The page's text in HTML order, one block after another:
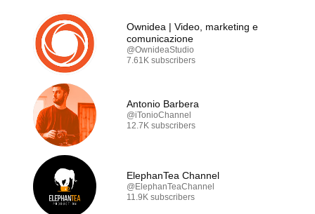
Ownidea | Video, marketing e
comunicazione
@OwnideaStudio
7.61K subscribers
Antonio Barbera
@iTonioChannel
12.7K subscribers
ElephanTea Channel
@ElephanTeaChannel
11.9K subscribers